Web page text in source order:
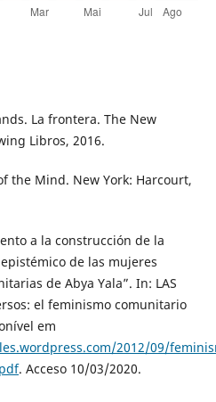
La frontera. The New
Libros, 2016.
the Mind. New York: Harcourt,
a la construcción de la
de las mujeres
de Abya Yala”. In: LAS
el feminismo comunitario
em
2012/09/
. Acceso 10/03/2020.